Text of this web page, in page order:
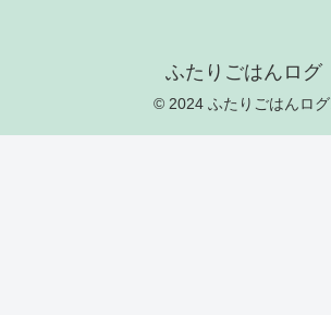
ふたりごはんログ
© 2024 ふたりごはんログ.